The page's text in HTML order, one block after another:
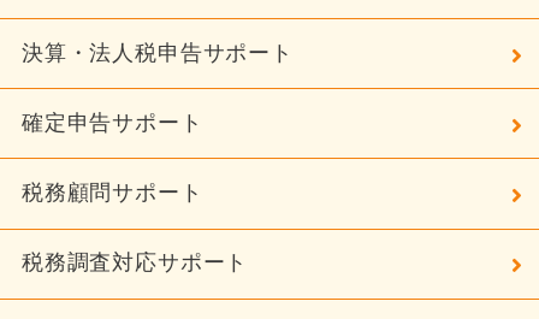
決算・法人税申告サポート
確定申告サポート
税務顧問サポート
税務調査対応サポート